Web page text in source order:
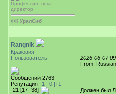
Профессия: пока
директор
ФК УралСиб
Rangnik
Краковия
Пользователь
Сообщений 2763
Репутация -1 | 0 |+1
-21 [17 -38]
2026-06-07
From:
Должен был